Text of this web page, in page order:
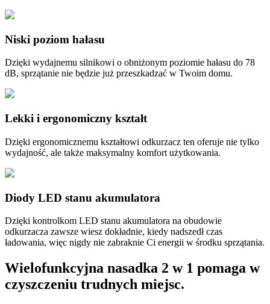
Niski poziom hałasu
Dzięki wydajnemu silnikowi o obniżonym poziomie hałasu do 78
dB, sprzątanie nie będzie już przeszkadzać w Twoim domu.
Lekki i ergonomiczny kształt
Dzięki ergonomicznemu kształtowi odkurzacz ten oferuje nie tylko
wydajność, ale także maksymalny komfort użytkowania.
Diody LED stanu akumulatora
Dzięki kontrolkom LED stanu akumulatora na obudowie
odkurzacza zawsze wiesz dokładnie, kiedy nadszedł czas
ładowania, więc nigdy nie zabraknie Ci energii w środku sprzątania.
Wielofunkcyjna nasadka 2 w 1 pomaga w
czyszczeniu trudnych miejsc.